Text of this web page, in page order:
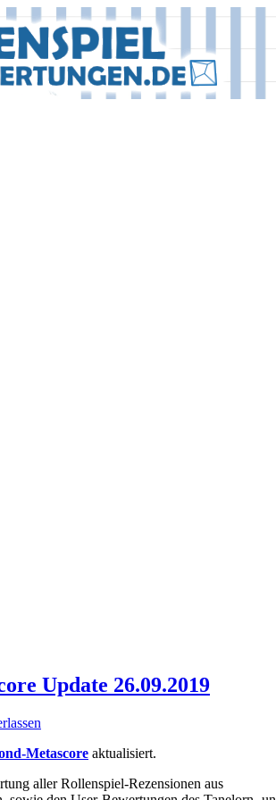
Update 26.09.2019
Metascore aktualisiert.
aller Rollenspiel-Rezensionen aus